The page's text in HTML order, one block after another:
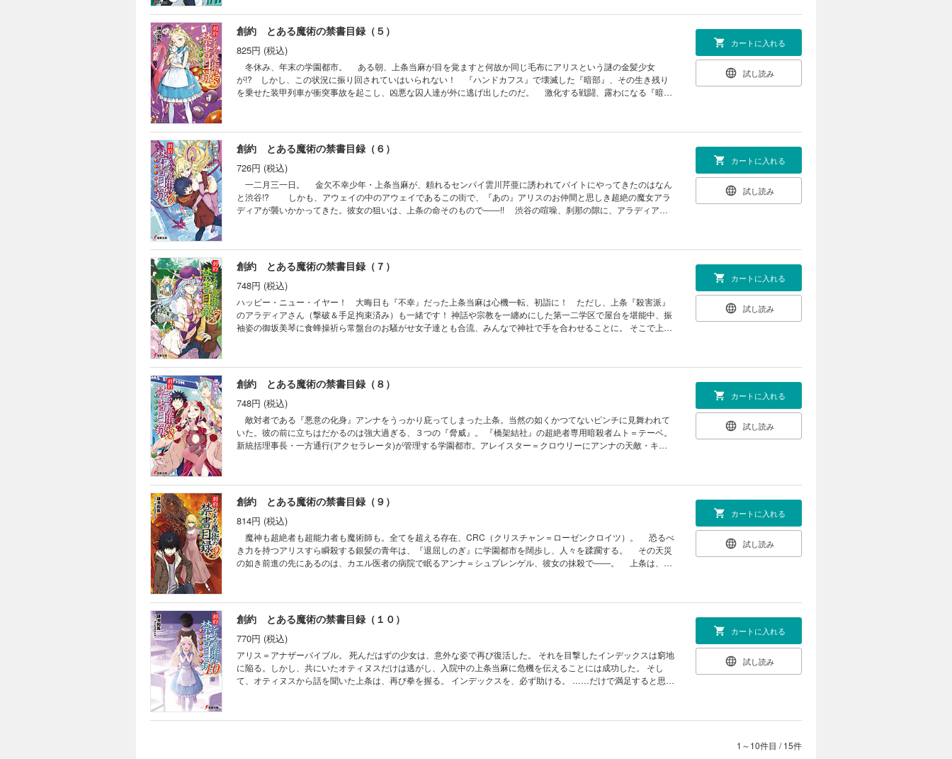
創約 とある魔術の禁書目録（５）
825円 (税込)
冬休み、年末の学園都市。 ある朝、上条当麻が目を覚ますと何故か同じ毛布にアリスという謎の金髪少女
が!? しかし、この状況に振り回されていはいられない！ 『ハンドカフス』で壊滅した『暗部』、その生き残り
を乗せた装甲列車が衝突事故を起こし、凶悪な囚人達が外に逃げ出したのだ。 激化する戦闘、露わになる『暗
と極限の闇が交差する時、物語は始まる――！
カートに入れる
試し読み
創約 とある魔術の禁書目録（６）
726円 (税込)
一二月三一日。 金欠不幸少年・上条当麻が、頼れるセンパイ雲川芹亜に誘われてバイトにやってきたのはなん
と渋谷!? しかも、アウェイの中のアウェイであるこの街で、『あの』アリスのお仲間と思しき超絶の魔女アラ
ディアが襲いかかってきた。彼女の狙いは、上条の命そのもので――!! 渋谷の喧噪、刹那の隙に、アラディアの
が始まる！
カートに入れる
試し読み
創約 とある魔術の禁書目録（７）
748円 (税込)
ハッピー・ニュー・イヤー！ 大晦日も『不幸』だった上条当麻は心機一転、初詣に！ ただし、上条『殺害派』
のアラディアさん（撃破＆手足拘束済み）も一緒です！ 神話や宗教を一纏めにした第一二学区で屋台を堪能中、振
袖姿の御坂美琴に食蜂操祈ら常盤台のお騒がせ女子達とも合流、みんなで神社で手を合わせることに。 そこで上条
はすでに、彼女の方から、ここ学園都市にやってきていた！
カートに入れる
試し読み
創約 とある魔術の禁書目録（８）
748円 (税込)
敵対者である『悪意の化身』アンナをうっかり庇ってしまった上条。当然の如くかつてないピンチに見舞われて
いた。彼の前に立ちはだかるのは強大過ぎる、３つの『脅威』。 『橋架結社』の超絶者専用暗殺者ムト＝テーベ。
新統括理事長・一方通行(アクセラレータ)が管理する学園都市。アレイスター＝クロウリーにアンナの天敵・キン
ラディアも忘れてはいけない『禁書目録』最新刊！
カートに入れる
試し読み
創約 とある魔術の禁書目録（９）
814円 (税込)
魔神も超絶者も超能力者も魔術師も。全てを超える存在、CRC（クリスチャン＝ローゼンクロイツ）。 恐るべ
き力を持つアリスすら瞬殺する銀髪の青年は、『退屈しのぎ』に学園都市を闊歩し、人々を蹂躙する。 その天災
の如き前進の先にあるのは、カエル医者の病院で眠るアンナ＝シュプレンゲル、彼女の抹殺で――。 上条は、か
カートに入れる
試し読み
創約 とある魔術の禁書目録（１０）
770円 (税込)
アリス＝アナザーバイブル。 死んだはずの少女は、意外な姿で再び復活した。 それを目撃したインデックスは窮地
に陥る。しかし、共にいたオティヌスだけは逃がし、入院中の上条当麻に危機を伝えることには成功した。 そし
て、オティヌスから話を聞いた上条は、再び拳を握る。 インデックスを、必ず助ける。 ……だけで満足すると思っ
カートに入れる
試し読み
カートに入れる
1～10件目 /15件